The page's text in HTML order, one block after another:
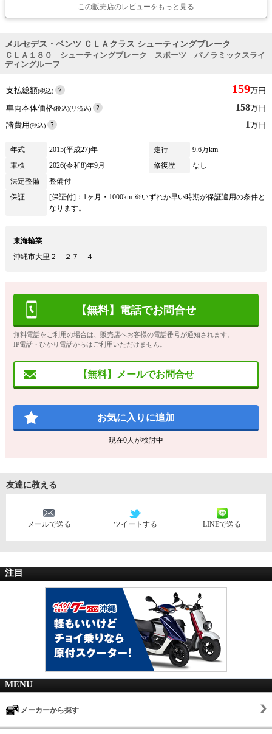
この販売店のレビューをもっと見る
メルセデス・ベンツ ＣＬＡクラス シューティングブレーク
ＣＬＡ１８０ シューティングブレーク スポーツ パノラミックスライ
ディングルーフ
支払総額(税込) 159万円
車両本体価格(税込)(リ済込) 158万円
諸費用(税込) 1万円
年式 2015(平成27)年 走行
9.6万km
車検
2026(令和8)年9月 修復歴
なし
法定整備
整備付
保証
[保証付]：1ヶ月・1000km ※いずれか早い時期が保証適用の条件と
なります。
東海輪業
沖縄市大里２－２７－４
【無料】電話でお問合せ
無料電話をご利用の場合は、販売店へお客様の電話番号が通知されます。
IP電話・ひかり電話からはご利用いただけません。
【無料】メールでお問合せ
お気に入りに追加
現在0人が検討中
友達に教える
メールで送る ツイートする LINEで送る
注目
MENU
メーカーから探す